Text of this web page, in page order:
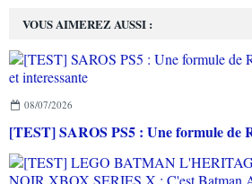
VOUS AIMEREZ AUSSI :
08/07/2026